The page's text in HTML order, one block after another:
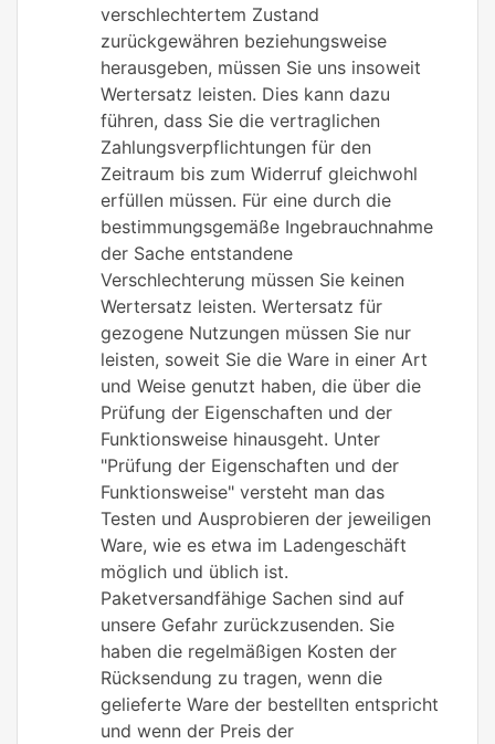
verschlechtertem Zustand
zurückgewähren beziehungsweise
herausgeben, müssen Sie uns insoweit
Wertersatz leisten. Dies kann dazu
führen, dass Sie die vertraglichen
Zahlungsverpflichtungen für den
Zeitraum bis zum Widerruf gleichwohl
erfüllen müssen. Für eine durch die
bestimmungsgemäße Ingebrauchnahme
der Sache entstandene
Verschlechterung müssen Sie keinen
Wertersatz leisten. Wertersatz für
gezogene Nutzungen müssen Sie nur
leisten, soweit Sie die Ware in einer Art
und Weise genutzt haben, die über die
Prüfung der Eigenschaften und der
Funktionsweise hinausgeht. Unter
"Prüfung der Eigenschaften und der
Funktionsweise" versteht man das
Testen und Ausprobieren der jeweiligen
Ware, wie es etwa im Ladengeschäft
möglich und üblich ist.
Paketversandfähige Sachen sind auf
unsere Gefahr zurückzusenden. Sie
haben die regelmäßigen Kosten der
Rücksendung zu tragen, wenn die
gelieferte Ware der bestellten entspricht
und wenn der Preis der